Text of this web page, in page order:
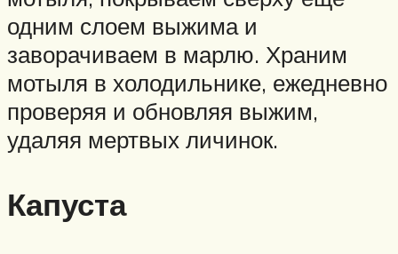
одним слоем выжима и
заворачиваем в марлю. Храним
мотыля в холодильнике, ежедневно
проверяя и обновляя выжим,
удаляя мертвых личинок.
Капуста